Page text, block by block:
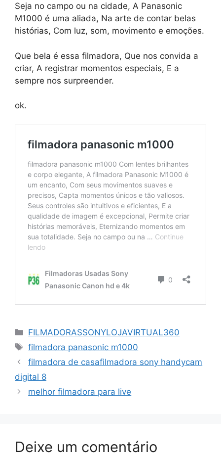
Seja no campo ou na cidade, A Panasonic
M1000 é uma aliada, Na arte de contar belas
histórias, Com luz, som, movimento e emoções.
Que bela é essa filmadora, Que nos convida a
criar, A registrar momentos especiais, E a
sempre nos surpreender.
ok.
Categorias
FILMADORASSONYLOJAVIRTUAL360
Tags
filmadora panasonic m1000
filmadora de casafilmadora sony handycam
digital 8
melhor filmadora para live
Deixe um comentário